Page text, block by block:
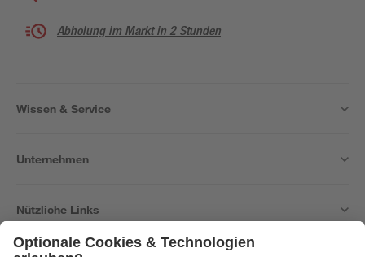
Abholung im Markt in 2 Stunden
Wissen & Service
Unternehmen
Nützliche Links